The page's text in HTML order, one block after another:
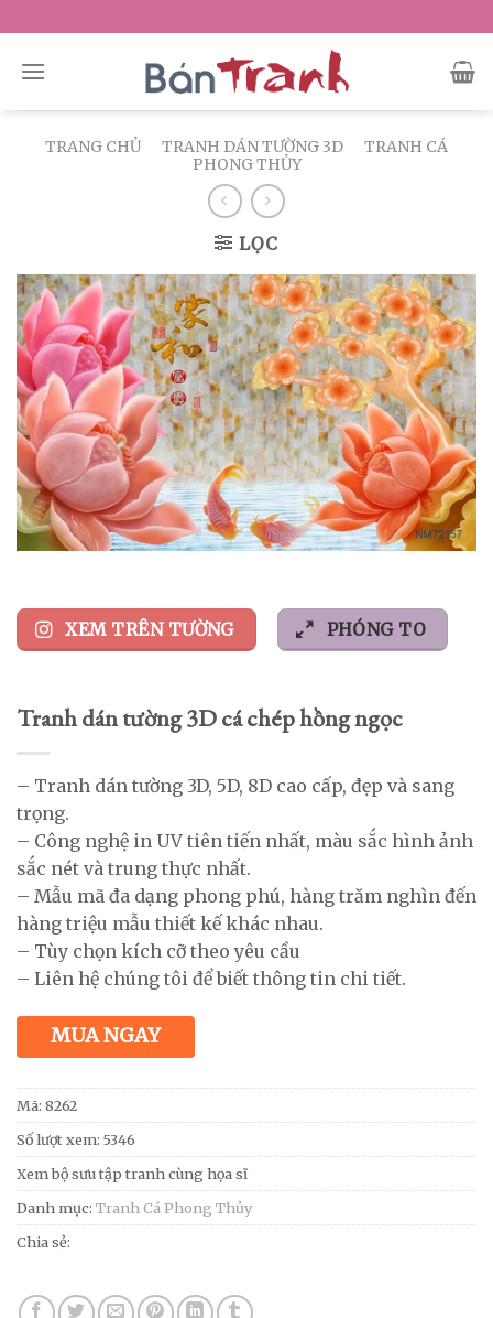
to
content
TRANG CHỦ TRANH DÁN TƯỜNG 3D
TRANH CÁ
PHONG THỦY
LỌC
XEM TRÊN TƯỜNG PHÓNG TO
Tranh dán tường 3D cá chép hồng ngọc
– Tranh dán tường 3D, 5D, 8D cao cấp, đẹp và sang
trọng.
– Công nghệ in UV tiên tiến nhất, màu sắc hình ảnh
sắc nét và trung thực nhất.
– Mẫu mã đa dạng phong phú, hàng trăm nghìn đến
hàng triệu mẫu thiết kế khác nhau.
– Tùy chọn kích cỡ theo yêu cầu
– Liên hệ chúng tôi để biết thông tin chi tiết.
MUA NGAY
Mã: 8262
Số lượt xem: 5346
Xem bộ sưu tập tranh cùng họa sĩ
Danh mục: Tranh Cá Phong Thủy
Chia sẻ: